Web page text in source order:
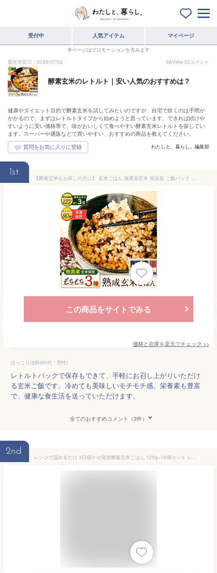
受付中 人気アイテム マイページ
本ページはプロモーションを含みます
最終更新日：2026/07/02
68View 33コメント
酵素玄米のレトルト｜安い人気のおすすめは？
健康やダイエット目的で酵素玄米を試してみたいのですが、自宅で炊くのは手間が
かかるので、まずはレトルトタイプから始めようと思っています。できれば続けや
すいように安い価格帯で、味がおいしくて食べやすい酵素玄米レトルトを探してい
ます。スーパーや通販などで買いやすい、おすすめの商品を教えてください。
わたしと、暮らし。編集部
1st
【酵素玄米をお探しの方に】 玄米ごはん 無農薬玄米 無添加 ご飯パック レトルト 3種セット 180g×お試し3食～ 電子レンジ調理 常温保存 送料無料｜1日不足分の食物繊維が摂れる
この商品をサイトでみる
価格と在庫を楽天でチェック >>
ほっこり法師(60代・男性)
レトルトパックで保存もできて、手軽にお召し上がりいただけ
る玄米ご飯です。冷めても美味しいモチモチ感。栄養素も豊富
で、健康な食生活を送っていただけます。
全てのおすすめコメント（3件）
2nd
レンジで温めるだけ 3日寝かせ発芽酵素玄米ごはん 125g×10個セット レトルト 常温タイプ 大分県玖珠産玄米 北海道産小豆 ほっとコミュニケーション 春日屋【送料無料】